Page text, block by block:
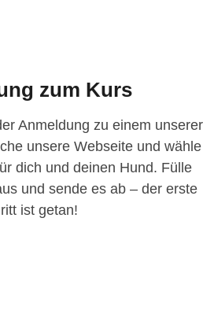
zum Kurs
Anmeldung zu einem unserer
unsere Webseite und wähle
dich und deinen Hund. Fülle
und sende es ab – der erste
ist getan!